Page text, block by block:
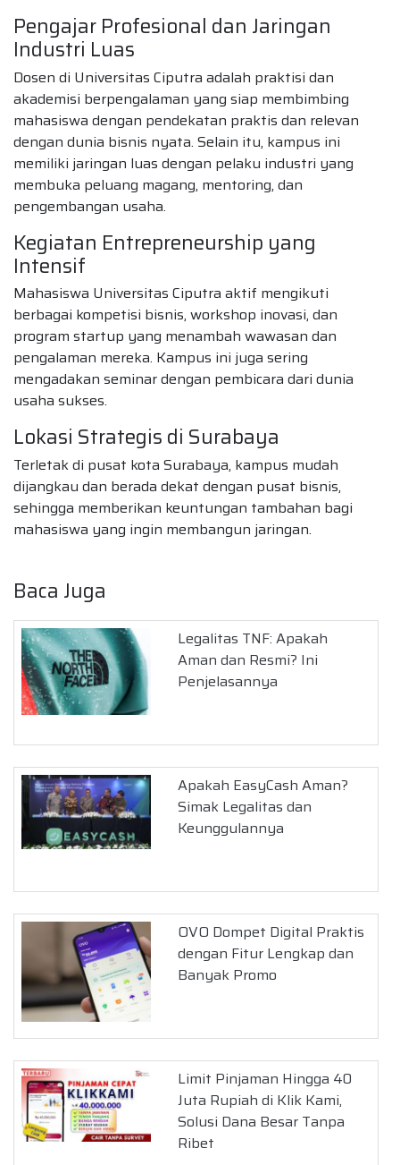
Pengajar Profesional dan Jaringan
Industri Luas
Dosen di Universitas Ciputra adalah praktisi dan
akademisi berpengalaman yang siap membimbing
mahasiswa dengan pendekatan praktis dan relevan
dengan dunia bisnis nyata. Selain itu, kampus ini
memiliki jaringan luas dengan pelaku industri yang
membuka peluang magang, mentoring, dan
pengembangan usaha.
Kegiatan Entrepreneurship yang
Intensif
Mahasiswa Universitas Ciputra aktif mengikuti
berbagai kompetisi bisnis, workshop inovasi, dan
program startup yang menambah wawasan dan
pengalaman mereka. Kampus ini juga sering
mengadakan seminar dengan pembicara dari dunia
usaha sukses.
Lokasi Strategis di Surabaya
Terletak di pusat kota Surabaya, kampus mudah
dijangkau dan berada dekat dengan pusat bisnis,
sehingga memberikan keuntungan tambahan bagi
mahasiswa yang ingin membangun jaringan.
Baca Juga
Legalitas TNF: Apakah
Aman dan Resmi? Ini
Penjelasannya
Apakah EasyCash Aman?
Simak Legalitas dan
Keunggulannya
OVO Dompet Digital Praktis
dengan Fitur Lengkap dan
Banyak Promo
Limit Pinjaman Hingga 40
Juta Rupiah di Klik Kami,
Solusi Dana Besar Tanpa
Ribet